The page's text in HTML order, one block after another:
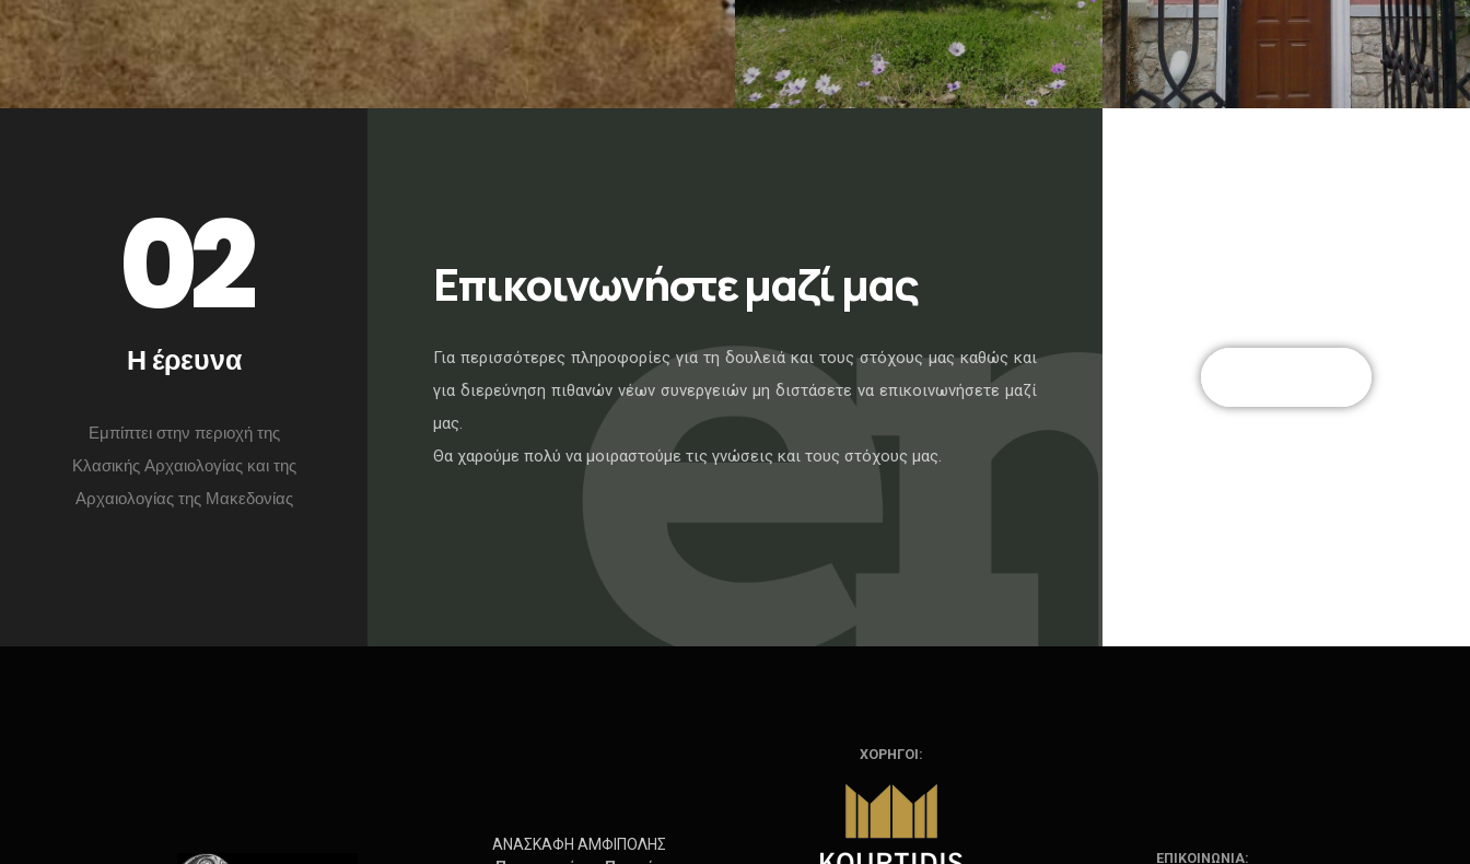
02
Η έρευνα
Εμπίπτει στην περιοχή της
Κλασικής Αρχαιολογίας και της
Αρχαιολογίας της Μακεδονίας
Επικοινωνήστε μαζί μας
Για περισσότερες πληροφορίες για τη δουλειά και τους στόχους μας καθώς και
για διερεύνηση πιθανών νέων συνεργειών μη διστάσετε να επικοινωνήσετε μαζί
μας.
Θα χαρούμε πολύ να μοιραστούμε τις γνώσεις και τους στόχους μας.
ΑΝΑΣΚΑΦΗ ΑΜΦΙΠΟΛΗΣ
ΧΟΡΗΓΟΙ:
ΕΠΙΚΟΙΝΩΝΙΑ: